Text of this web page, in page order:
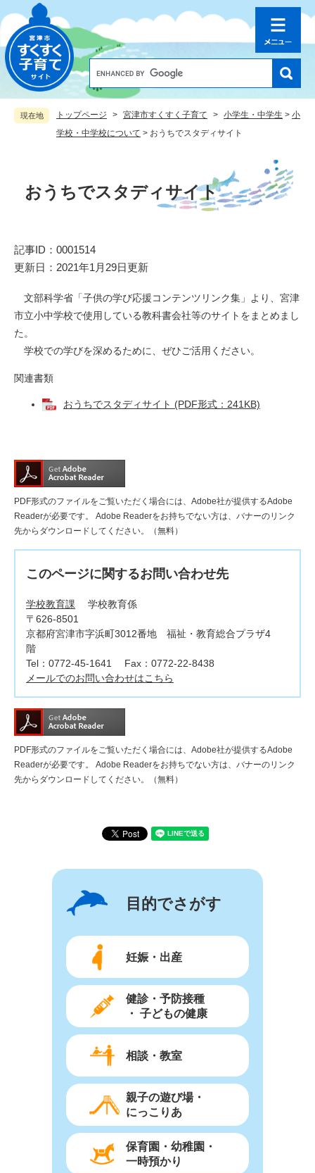
ー
ジ
の
先
ニ
ュ
ー
を
o
l
e
ム
検
現在地 トップページ > 宮津市すくすく子育て > 小学生・中学生 > 小
学校・中学校について > おうちでスタディサイト
おうちでスタディサイト
記事ID：0001514
更新日：2021年1月29日更新
文部科学省「子供の学び応援コンテンツリンク集」より、宮津
市立小中学校で使用している教科書会社等のサイトをまとめまし
た。
学校での学びを深めるために、ぜひご活用ください。
関連書類
おうちでスタディサイト (PDF形式：241KB)
PDF形式のファイルをご覧いただく場合には、Adobe社が提供するAdobe
Readerが必要です。
Adobe Readerをお持ちでない方は、バナーのリンク
先からダウンロードしてください。（無料）
このページに関するお問い合わせ先
学校教育課
学校教育係
〒626-8501
京都府宮津市字浜町3012番地 福祉・教育総合プラザ4
階
Tel：0772-45-1641
Fax：0772-22-8438
メールでのお問い合わせはこちら
PDF形式のファイルをご覧いただく場合には、Adobe社が提供するAdobe
Readerが必要です。
Adobe Readerをお持ちでない方は、バナーのリンク
先からダウンロードしてください。（無料）
目的でさがす
妊娠・出産
健診・予防接種
・ 子どもの健康
相談・教室
親子の遊び場・
にっこりあ
保育園・幼稚園・
一時預かり